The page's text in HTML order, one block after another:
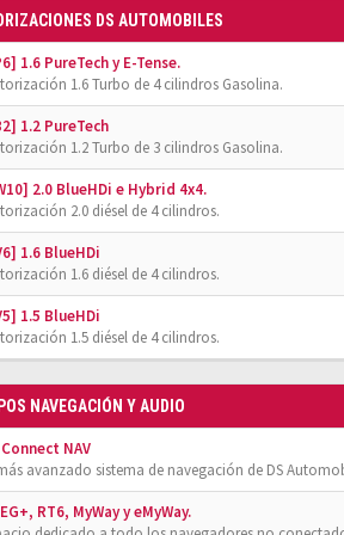
DS AUTOMOBILES
1.6 PureTech y E-Tense.
1.6 Turbo de 4 cilindros Gasolina.
1.2 PureTech
1.2 Turbo de 3 cilindros Gasolina.
2.0 BlueHDi e Hybrid 4x4.
2.0 diésel de 4 cilindros.
1.6 BlueHDi
1.6 diésel de 4 cilindros.
1.5 BlueHDi
1.5 diésel de 4 cilindros.
NAVEGACIÓN Y AUDIO
Connect NAV
avanzado sistema de navegación de DS
RT6, MyWay y eMyWay.